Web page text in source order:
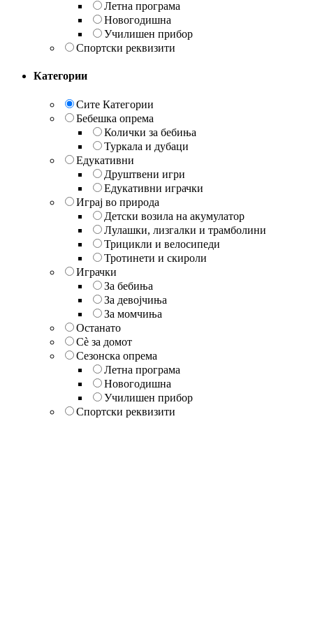
Летна програма
Новогодишна
Училишен прибор
Спортски реквизити
Категории
Сите Категории
Бебешка опрема
Колички за бебиња
Туркала и дубаци
Едукативни
Друштвени игри
Едукативни играчки
Играј во природа
Детски возила на акумулатор
Лулашки, лизгалки и трамболини
Трицикли и велосипеди
Тротинети и скироли
Играчки
За бебиња
За девојчиња
За момчиња
Останато
Сè за домот
Сезонска опрема
Летна програма
Новогодишна
Училишен прибор
Спортски реквизити